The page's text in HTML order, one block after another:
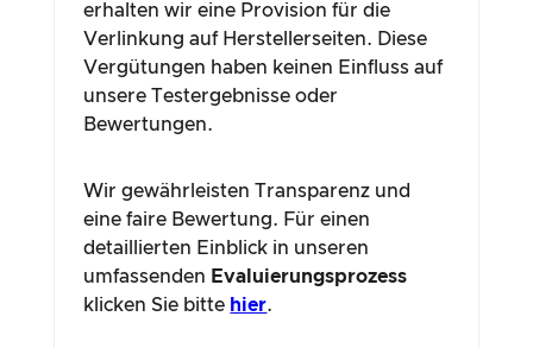
erhalten wir eine Provision für die
Verlinkung auf Herstellerseiten. Diese
Vergütungen haben keinen Einfluss auf
unsere Testergebnisse oder
Bewertungen.
Wir gewährleisten Transparenz und
eine faire Bewertung. Für einen
detaillierten Einblick in unseren
umfassenden Evaluierungsprozess
klicken Sie bitte hier.